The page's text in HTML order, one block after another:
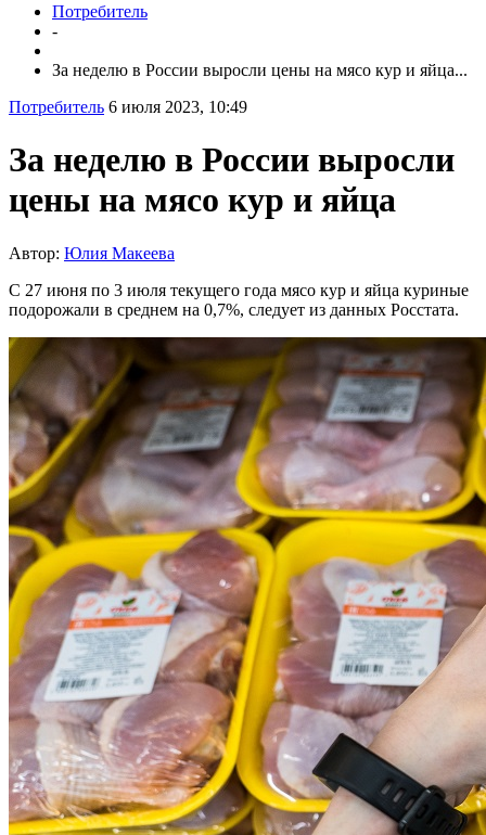
Потребитель
-
За неделю в России выросли цены на мясо кур и яйца...
Потребитель 6 июля 2023, 10:49
За неделю в России выросли
цены на мясо кур и яйца
Автор: Юлия Макеева
С 27 июня по 3 июля текущего года мясо кур и яйца куриные
подорожали в среднем на 0,7%, следует из данных Росстата.